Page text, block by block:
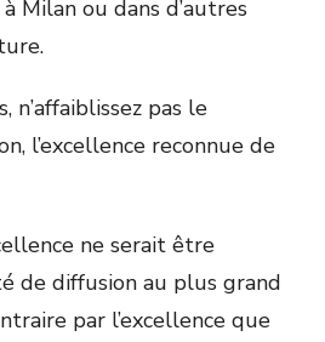
Milan ou dans d’autres
n’affaiblissez pas le
l’excellence reconnue de
ne serait être
de diffusion au plus grand
par l’excellence que